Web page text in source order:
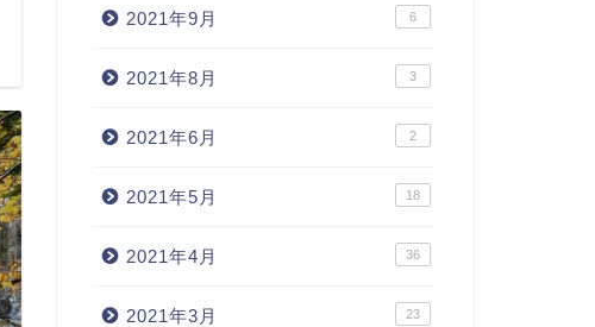
2021年9月 6
2021年8月 3
2021年6月 2
2021年5月 18
2021年4月 36
2021年3月 23